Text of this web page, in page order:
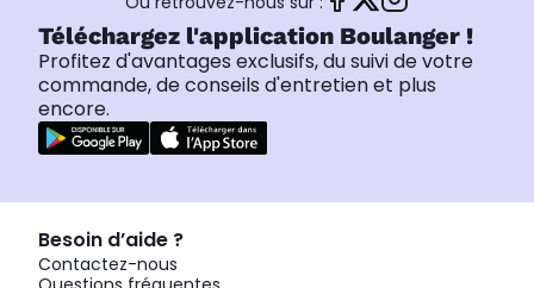
Téléchargez l'application Boulanger !
Profitez d'avantages exclusifs, du suivi de votre
commande, de conseils d'entretien et plus
encore.
Besoin d’aide ?
Contactez-nous